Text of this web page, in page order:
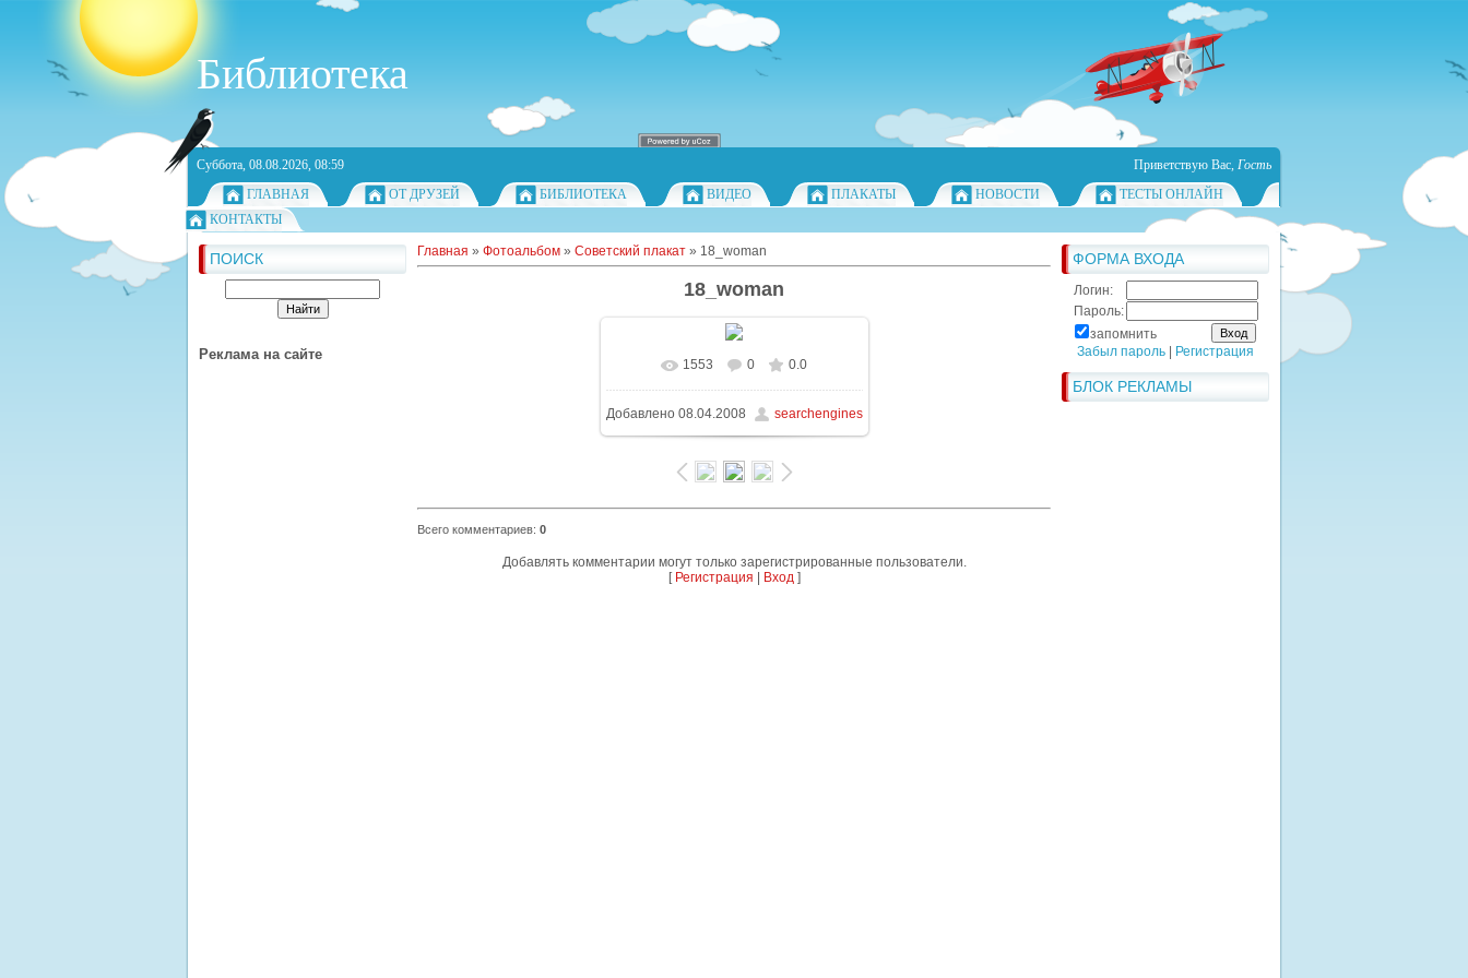
Библиотека
Суббота, 08.08.2026, 08:59 Приветствую Вас, Гость
ГЛАВНАЯ
ОТ ДРУЗЕЙ БИБЛИОТЕКА ВИДЕО ПЛАКАТЫ НОВОСТИ
ТЕСТЫ ОНЛАЙН
КОНТАКТЫ
ПОИСК
Реклама на сайте
ФОРМА ВХОДА
Логин:
Пароль:
запомнить
Забыл пароль
Регистрация
БЛОК РЕКЛАМЫ
Главная » Фотоальбом » Советский плакат » 18_woman
18_woman
1553 0 0.0
Добавлено08.04.2008 searchengines
Всего комментариев: 0
Добавлять комментарии могут только зарегистрированные пользователи.
[ Регистрация Вход]